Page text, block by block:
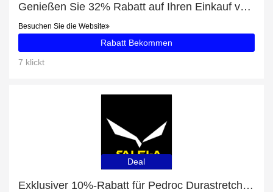
Genießen Sie 32% Rabatt auf Ihren Einkauf von Nutri+ Vegan Essentials - Mango-Maracuja (250g), ausschließlich online
Besuchen Sie die Website
Rabatt Bekommen
7 klickt
Deal
Exklusiver 10%-Rabatt für Pedroc Durastretch Light Cap